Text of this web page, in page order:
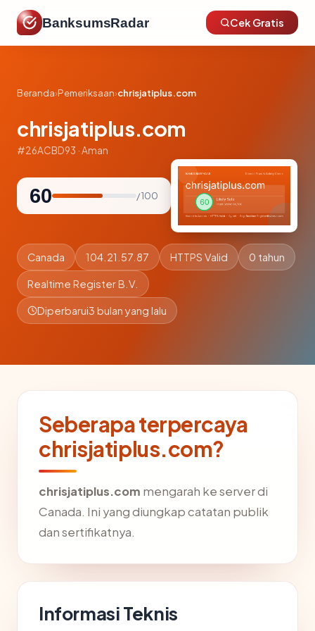
BanksumsRadar Cek Gratis
Beranda›Pemeriksaan›chrisjatiplus.com
chrisjatiplus.com
#26ACBD93 · Aman
60 / 100
Canada 104.21.57.87 HTTPS Valid 0 tahun
Realtime Register B.V.
Diperbarui3 bulan yang lalu
Seberapa terpercaya
chrisjatiplus.com?
chrisjatiplus.com mengarah ke server di
Canada. Ini yang diungkap catatan publik
dan sertifikatnya.
Informasi Teknis